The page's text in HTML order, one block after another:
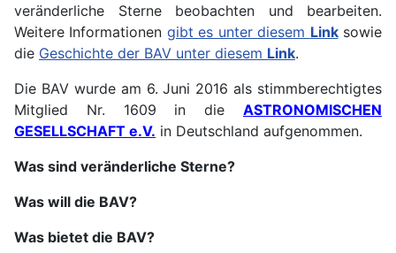
veränderliche Sterne beobachten und bearbeiten.
Weitere Informationen gibt es unter diesem Linksowie
die Geschichte der BAV unter diesem Link.
Die BAV wurde am 6. Juni 2016 als stimmberechtigtes
Mitglied Nr. 1609 in die ASTRONOMISCHEN
GESELLSCHAFT e.V. in Deutschland aufgenommen.
Was sind veränderliche Sterne?
Was will die BAV?
Was bietet die BAV?